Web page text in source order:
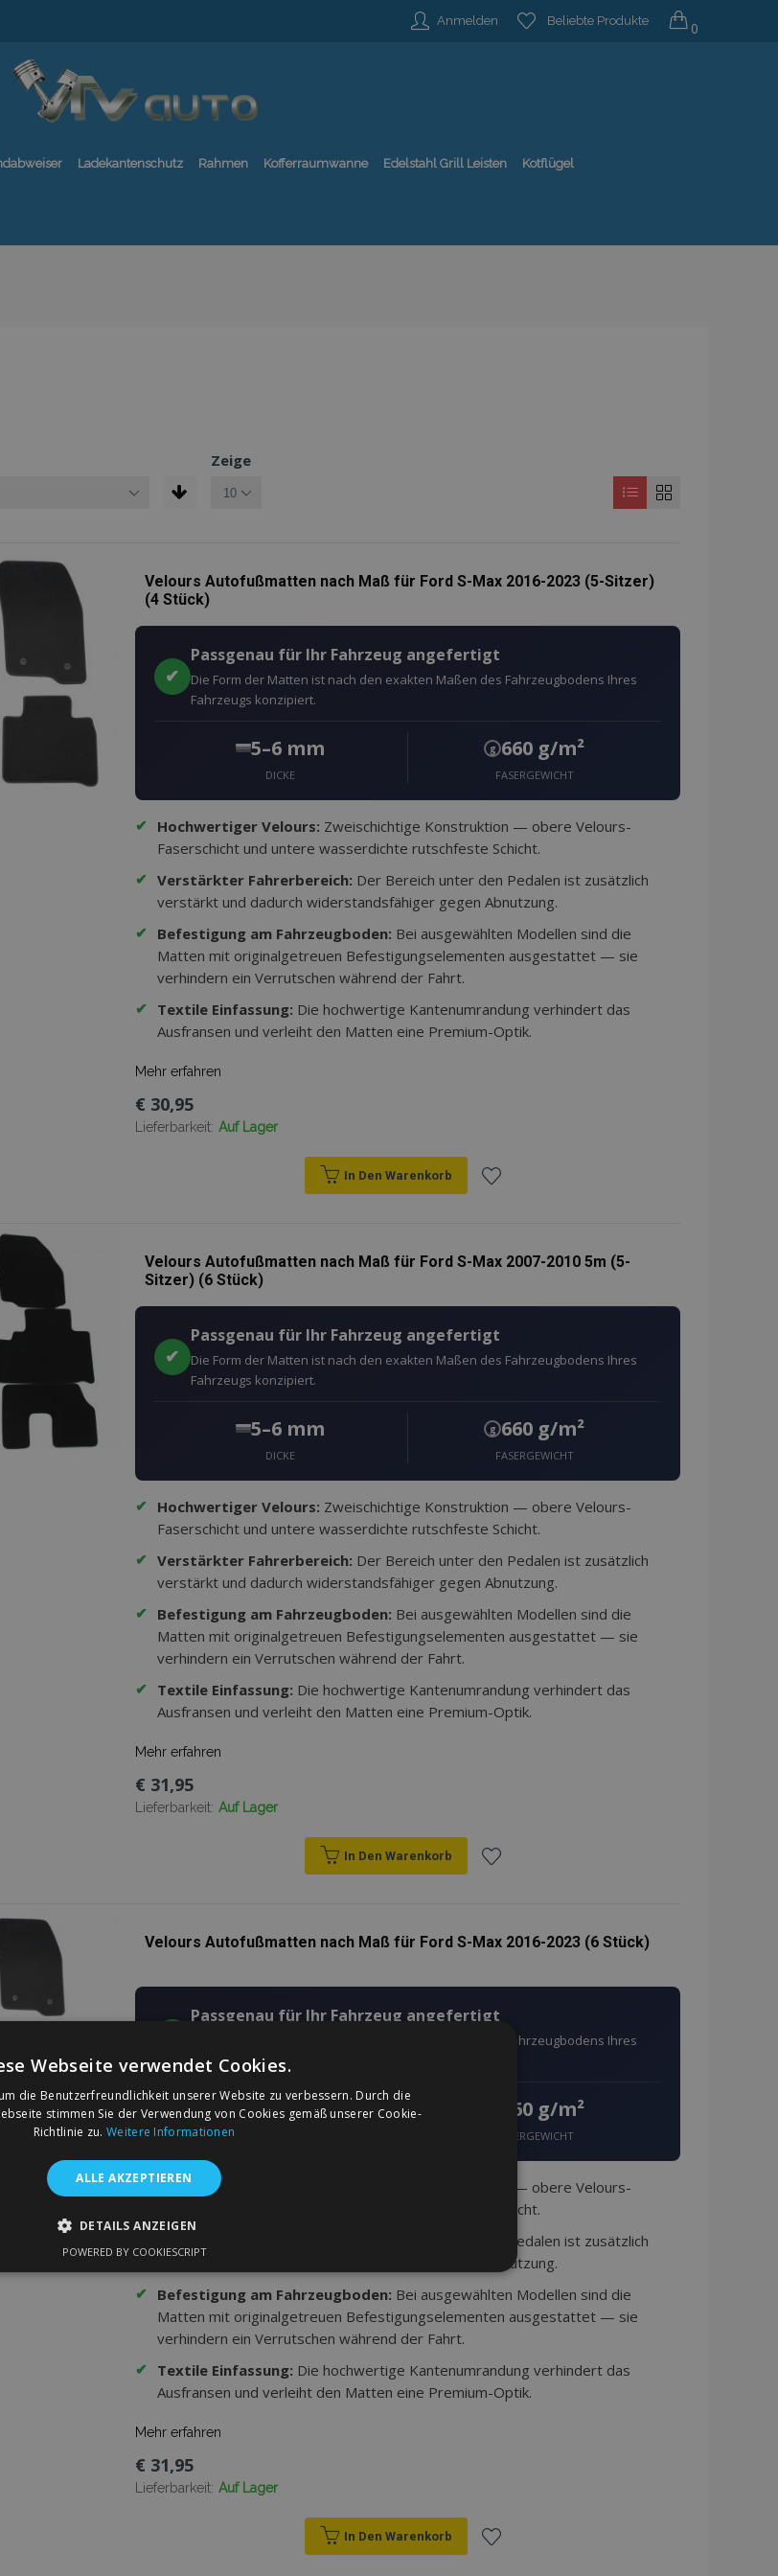
Anmelden Beliebte Produkte 0
Ladekantenschutz Rahmen Kofferraumwanne Edelstahl Grill Leisten Kotflügel
Zeige
Velours Autofußmatten nach Maß für Ford S-Max 2016-2023 (5-Sitzer)
(4 Stück)
✔
Passgenau für Ihr Fahrzeug angefertigt
Die Form der Matten ist nach den exakten Maßen des Fahrzeugbodens Ihres
Fahrzeugs konzipiert.
5–6 mm
DICKE
g 660 g/m²
FASERGEWICHT
✔ Hochwertiger Velours: Zweischichtige Konstruktion — obere Velours-
Faserschicht und untere wasserdichte rutschfeste Schicht.
✔ Verstärkter Fahrerbereich: Der Bereich unter den Pedalen ist zusätzlich
verstärkt und dadurch widerstandsfähiger gegen Abnutzung.
✔ Befestigung am Fahrzeugboden: Bei ausgewählten Modellen sind die
Matten mit originalgetreuen Befestigungselementen ausgestattet — sie
verhindern ein Verrutschen während der Fahrt.
✔ Textile Einfassung: Die hochwertige Kantenumrandung verhindert das
Ausfransen und verleiht den Matten eine Premium-Optik.
Mehr erfahren
€ 30,95
Lieferbarkeit: Auf Lager
In Den Warenkorb
Velours Autofußmatten nach Maß für Ford S-Max 2007-2010 5m (5-
Sitzer) (6 Stück)
✔
Passgenau für Ihr Fahrzeug angefertigt
Die Form der Matten ist nach den exakten Maßen des Fahrzeugbodens Ihres
Fahrzeugs konzipiert.
5–6 mm
DICKE
g 660 g/m²
FASERGEWICHT
✔ Hochwertiger Velours: Zweischichtige Konstruktion — obere Velours-
Faserschicht und untere wasserdichte rutschfeste Schicht.
✔ Verstärkter Fahrerbereich: Der Bereich unter den Pedalen ist zusätzlich
verstärkt und dadurch widerstandsfähiger gegen Abnutzung.
✔ Befestigung am Fahrzeugboden: Bei ausgewählten Modellen sind die
Matten mit originalgetreuen Befestigungselementen ausgestattet — sie
verhindern ein Verrutschen während der Fahrt.
✔ Textile Einfassung: Die hochwertige Kantenumrandung verhindert das
Ausfransen und verleiht den Matten eine Premium-Optik.
Mehr erfahren
€ 31,95
Lieferbarkeit: Auf Lager
In Den Warenkorb
Velours Autofußmatten nach Maß für Ford S-Max 2016-2023 (6 Stück)
Passgenau für Ihr Fahrzeug angefertigt
Die Form der Matten ist nach den exakten Maßen des Fahrzeugbodens Ihres
Fahrzeugs konzipiert.
5–6 mm 660 g/m²
FASERGEWICHT
✔ Hochwertiger Velours:
Zweischichtige Konstruktion — obere Velours-
Faserschicht und untere wasserdichte rutschfeste Schicht.
Der Bereich unter den Pedalen ist zusätzlich
verstärkt und dadurch widerstandsfähiger gegen Abnutzung.
✔ Befestigung am Fahrzeugboden: Bei ausgewählten Modellen sind die
Matten mit originalgetreuen Befestigungselementen ausgestattet — sie
verhindern ein Verrutschen während der Fahrt.
✔ Textile Einfassung: Die hochwertige Kantenumrandung verhindert das
Ausfransen und verleiht den Matten eine Premium-Optik.
Mehr erfahren
€ 31,95
Lieferbarkeit: Auf Lager
In Den Warenkorb
Webseite verwendet Cookies.
die Benutzerfreundlichkeit unserer Website zu verbessern. Durch die
stimmen Sie der Verwendung von Cookies gemäß unserer Cookie-
Richtlinie zu.Weitere Informationen
ALLE AKZEPTIEREN
DETAILS ANZEIGEN
wesentliche Kernfunktionen der Website wie die Benutzeranmeldung und die
Cookies kann die Website nicht ordnungsgemäß verwendet werden.
Ablaufdatum Beschreibung
Session
Verfolgt die Version von Übersetzungen im lokalen
Speicher. Wird verwendet, wenn die
Übersetzungsstrategie als Wörterbuch konfiguriert ist
Speichert Produkt-IDs kürzlich angesehener Produkte zur
POWERED BY COOKIESCRIPT